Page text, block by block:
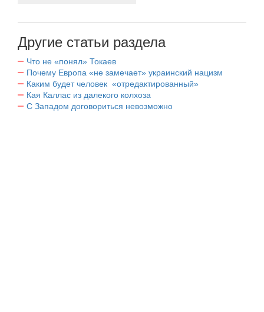
Другие статьи раздела
Что не «понял» Токаев
Почему Европа «не замечает» украинский нацизм
Каким будет человек «отредактированный»
Кая Каллас из далекого колхоза
С Западом договориться невозможно